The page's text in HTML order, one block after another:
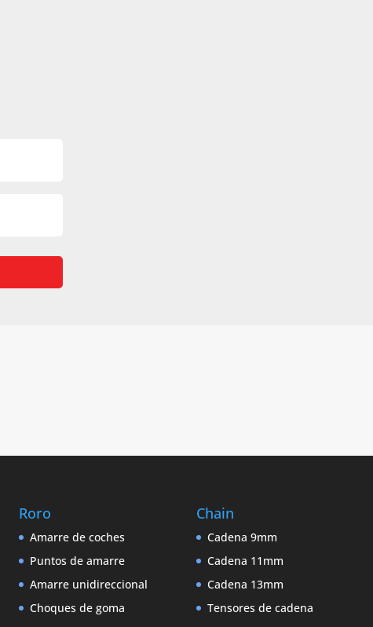
Roro
Amarre de coches
Puntos de amarre
Amarre unidireccional
Choques de goma
Chain
Cadena 9mm
Cadena 11mm
Cadena 13mm
Tensores de cadena